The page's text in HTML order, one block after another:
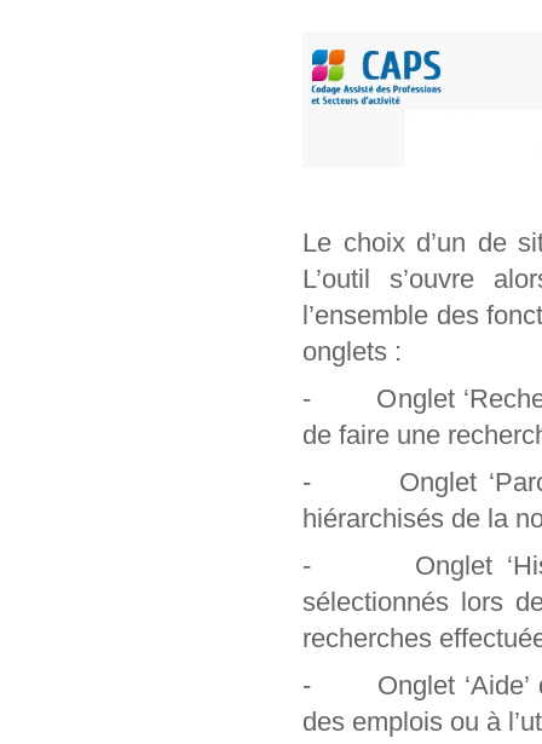
Le choix d’un de
L’outil s’ouvre
l’ensemble des
onglets :
- Onglet
de faire une
- Onglet
hiérarchisés de la
- Onglet
sélectionnés lors
recherches
- Onglet ‘Aide’
des emplois ou à